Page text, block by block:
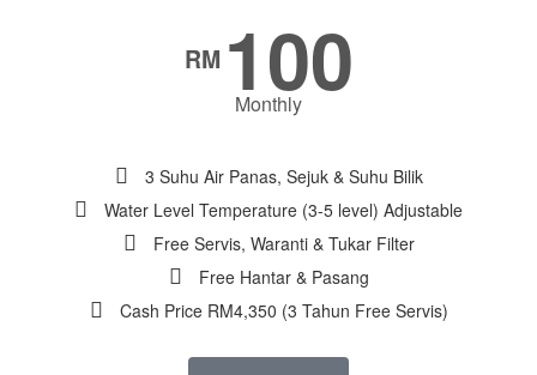
RM 100
Monthly
3 Suhu Air Panas, Sejuk & Suhu Bilik
Water Level Temperature (3-5 level) Adjustable
Free Servis, Waranti & Tukar Filter
Free Hantar & Pasang
Cash Price RM4,350 (3 Tahun Free Servis)